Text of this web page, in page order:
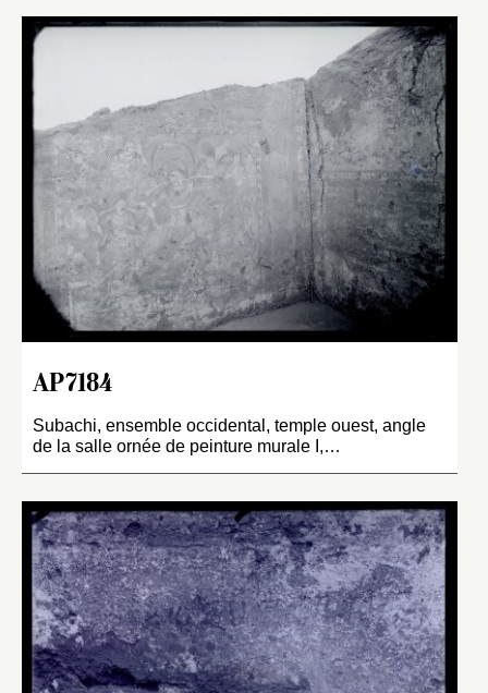
AP7184
Subachi, ensemble occidental, temple ouest, angle
de la salle ornée de peinture murale I,…